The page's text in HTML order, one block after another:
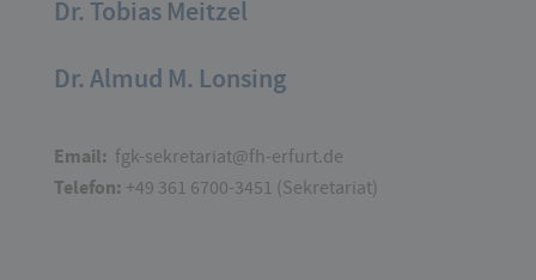
Dr. Tobias Meitzel
Dr. Almud M. Lonsing
Email: fgk-sekretariat@fh-erfurt.de
Telefon: +49 361 6700-3451 (Sekretariat)